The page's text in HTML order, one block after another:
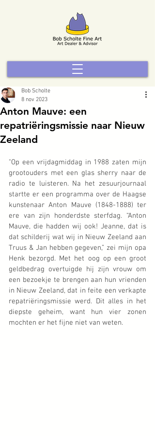
Anton Mauve: een
repatriëringsmissie naar Nieuw
Zeeland
Bob Scholte
8 nov 2023
"Op een vrijdagmiddag in 1988 zaten mijn
grootouders met een glas sherry naar de
radio te luisteren. Na het zesuurjournaal
startte er een programma over de Haagse
kunstenaar Anton Mauve (1848-1888) ter
ere van zijn honderdste sterfdag. “Anton
Mauve, die hadden wij ook! Jeanne, dat is
dat schilderij wat wij in Nieuw Zeeland aan
Truus & Jan hebben gegeven,” zei mijn opa
Henk bezorgd. Met het oog op een groot
geldbedrag overtuigde hij zijn vrouw om
een bezoekje te brengen aan hun vrienden
in Nieuw Zeeland, dat in feite een verkapte
repatriëringsmissie werd. Dit alles in het
diepste geheim, want hun vier zonen
mochten er het fijne niet van weten.